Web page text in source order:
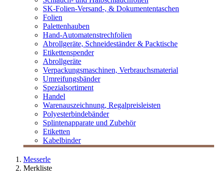
SK-Folien-Versand-, & Dokumententaschen
Folien
Palettenhauben
Hand-Automatenstrechfolien
Abrollgeräte, Schneideständer & Packtische
Etikettenspender
Abrollgeräte
Verpackungsmaschinen, Verbrauchsmaterial
Umreifungsbänder
Spezialsortiment
Handel
Warenauszeichnung, Regalpreisleisten
Polyesterbindebänder
Splintenapparate und Zubehör
Etiketten
Kabelbinder
Messerle
Merkliste